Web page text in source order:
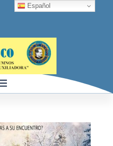
Español